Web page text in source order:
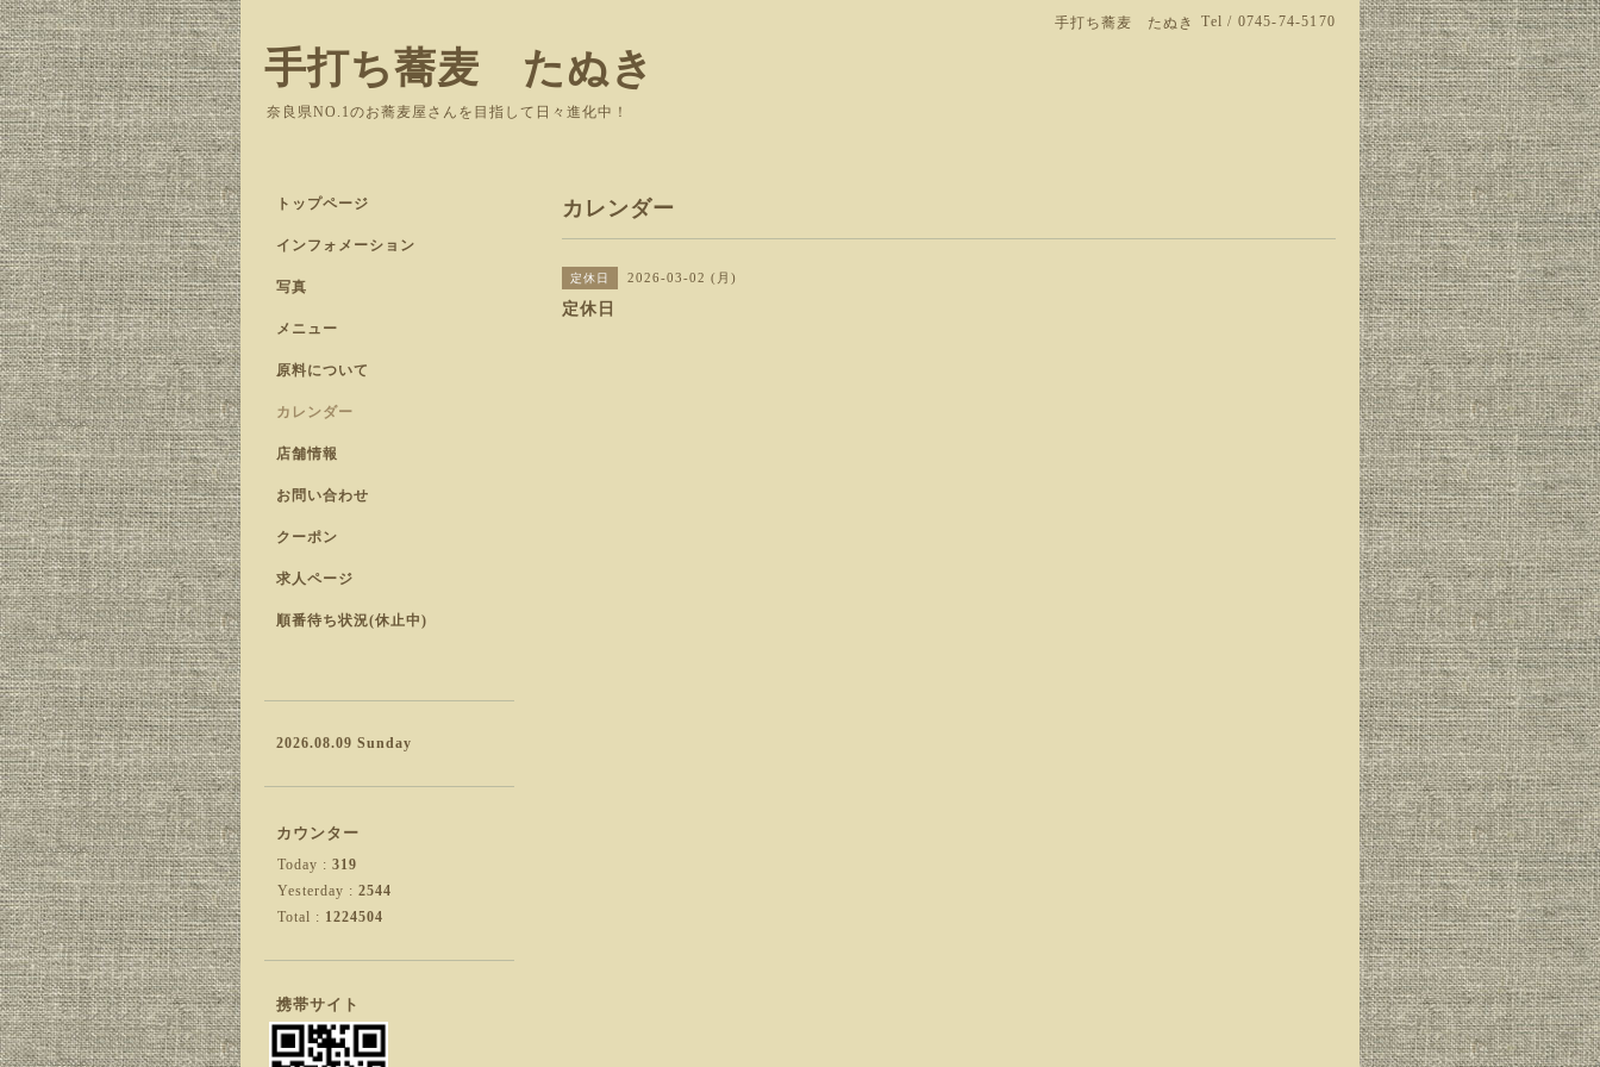
手打ち蕎麦 たぬき Tel / 0745-74-5170
手打ち蕎麦 たぬき
奈良県NO.1のお蕎麦屋さんを目指して日々進化中！
カレンダー
定休日 2026-03-02 (月)
定休日
トップページ
インフォメーション
写真
メニュー
原料について
カレンダー
店舗情報
お問い合わせ
クーポン
求人ページ
順番待ち状況(休止中)
2026.08.09 Sunday
カウンター
Today : 319
Yesterday : 2544
Total : 1224504
携帯サイト